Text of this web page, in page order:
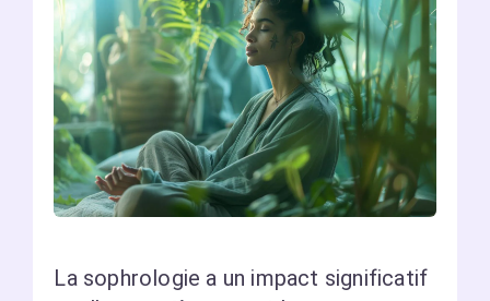
La sophrologie a un impact significatif